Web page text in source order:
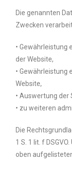
Die genannten
Zwecken
• Gewährleistung
der Website,
•
Website,
• Auswertung
• zu weiteren
Die
1 S. 1 lit. f
oben